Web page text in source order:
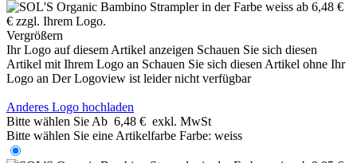
Vergrößern
Ihr Logo auf diesem Artikel anzeigen Schauen Sie sich diesen
Artikel mit Ihrem Logo an Schauen Sie sich diesen Artikel ohne Ihr
Logo an Der Logoview ist leider nicht verfügbar
Anderes Logo hochladen
Bitte wählen Sie Ab 6,48 € exkl. MwSt
Bitte wählen Sie eine Artikelfarbe Farbe: weiss